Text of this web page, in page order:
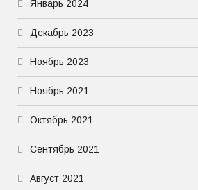
Январь 2024
Декабрь 2023
Ноябрь 2023
Ноябрь 2021
Октябрь 2021
Сентябрь 2021
Август 2021